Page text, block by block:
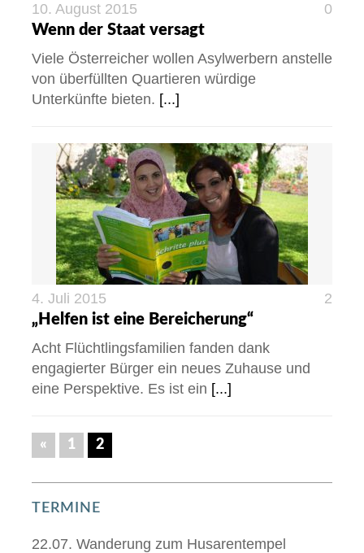
10. August 2015
0
Wenn der Staat versagt
Viele Österreicher wollen Asylwerbern anstelle
von überfüllten Quartieren würdige
Unterkünfte bieten. [...]
4. Juli 2015
2
„Helfen ist eine Bereicherung“
Acht Flüchtlingsfamilien fanden dank
engagierter Bürger ein neues Zuhause und
eine Perspektive. Es ist ein [...]
« 1 2
TERMINE
22.07. Wanderung zum Husarentempel